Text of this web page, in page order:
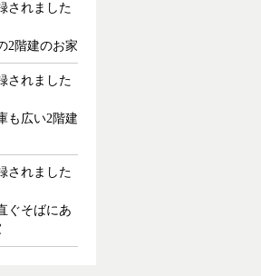
されました
2階建のお家
されました
も広い2階建
されました
ぐそばにあ